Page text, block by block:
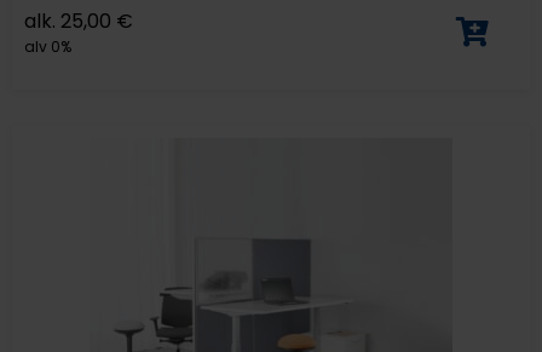
alk. 25,00 €
alv 0%